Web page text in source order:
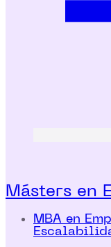
Másters en
MBA en